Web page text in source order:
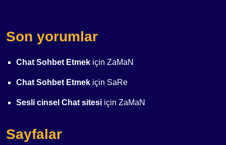
Son yorumlar
Chat Sohbet Etmek için ZaMaN
Chat Sohbet Etmek için SaRe
Sesli cinsel Chat sitesi için ZaMaN
Sayfalar